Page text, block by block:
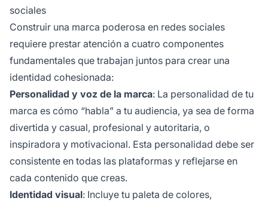
sociales
Construir una marca poderosa en redes sociales
requiere prestar atención a cuatro componentes
fundamentales que trabajan juntos para crear una
identidad cohesionada:
Personalidad y voz de la marca: La personalidad de tu
marca es cómo “habla” a tu audiencia, ya sea de forma
divertida y casual, profesional y autoritaria, o
inspiradora y motivacional. Esta personalidad debe ser
consistente en todas las plataformas y reflejarse en
cada contenido que creas.
Identidad visual: Incluye tu paleta de colores,